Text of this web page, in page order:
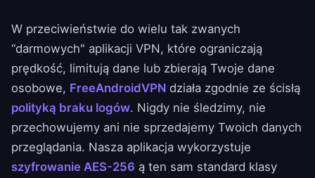
W przeciwieństwie do wielu tak zwanych
“darmowych" aplikacji VPN, które ograniczają
prędkość, limitują dane lub zbierają Twoje dane
osobowe, FreeAndroidVPN działa zgodnie ze ścisłą
polityką braku logów. Nigdy nie śledzimy, nie
przechowujemy ani nie sprzedajemy Twoich danych
przeglądania. Nasza aplikacja wykorzystuje
szyfrowanie AES-256 ą ten sam standard klasy